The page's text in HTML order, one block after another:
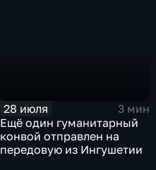
28 июля
3 мин
Ещё один гуманитарный
конвой отправлен на
передовую из Ингушетии